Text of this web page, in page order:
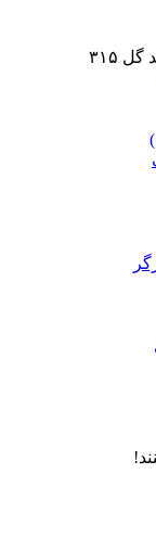
۳۱۵